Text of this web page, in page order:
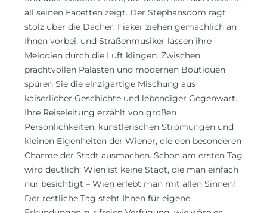
all seinen Facetten zeigt. Der Stephansdom ragt
stolz über die Dächer, Fiaker ziehen gemächlich an
Ihnen vorbei, und Straßenmusiker lassen ihre
Melodien durch die Luft klingen. Zwischen
prachtvollen Palästen und modernen Boutiquen
spüren Sie die einzigartige Mischung aus
kaiserlicher Geschichte und lebendiger Gegenwart.
Ihre Reiseleitung erzählt von großen
Persönlichkeiten, künstlerischen Strömungen und
kleinen Eigenheiten der Wiener, die den besonderen
Charme der Stadt ausmachen. Schon am ersten Tag
wird deutlich: Wien ist keine Stadt, die man einfach
nur besichtigt – Wien erlebt man mit allen Sinnen!
Der restliche Tag steht Ihnen für eigene